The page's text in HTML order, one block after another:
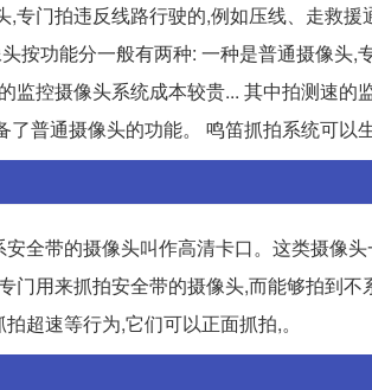
门拍违反线路行驶的,例如压线、走救援
按功能分一般有两种: 一种是普通摄像头,
控摄像头系统成本较贵... 其中拍测速的
普通摄像头的功能。 鸣笛抓拍系统可以
全带的摄像头叫作高清卡口。这类摄像
门用来抓拍安全带的摄像头,而能够拍到
超速等行为,它们可以正面抓拍,。